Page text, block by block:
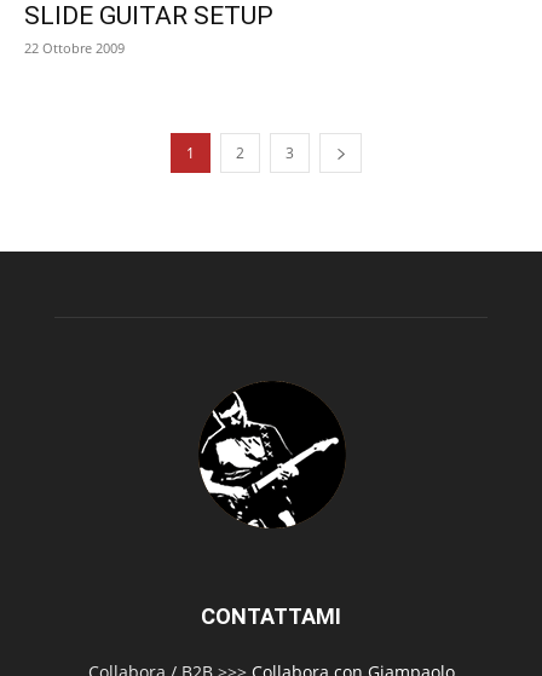
SLIDE GUITAR SETUP
22 Ottobre 2009
1 2 3
CONTATTAMI